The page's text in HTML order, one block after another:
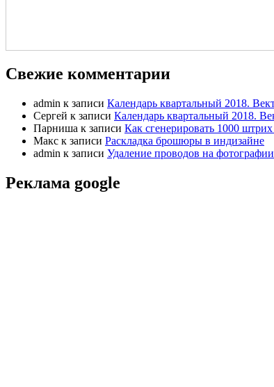
Свежие комментарии
admin к записи Календарь квартальный 2018.
Сергей к записи Календарь квартальный 2018.
Парниша к записи Как сгенерировать 1000
Макс к записи Раскладка брошюры в индизайне
admin к записи Удаление проводов на
Реклама google